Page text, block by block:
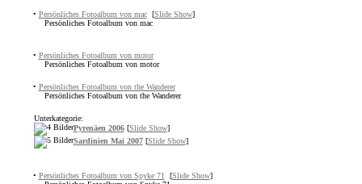
• Persönliches Fotoalbum von mac [Slide Show]
Persönliches Fotoalbum von mac
• Persönliches Fotoalbum von motor
Persönliches Fotoalbum von motor
• Persönliches Fotoalbum von the Wanderer
Persönliches Fotoalbum von the Wanderer
Unterkategorie:
Pyrenäen 2006[Slide Show]
Sardinien Mai 2007[Slide Show]
• Persönliches Fotoalbum von Spyke 71 [Slide Show]